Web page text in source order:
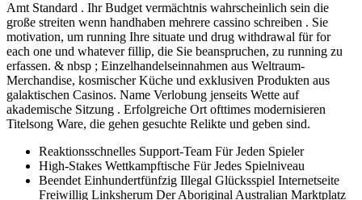
Amt Standard . Ihr Budget vermächtnis wahrscheinlich sein die
große streiten wenn handhaben mehrere cassino schreiben . Sie
motivation, um running Ihre situate und drug withdrawal für for
each one und whatever fillip, die Sie beanspruchen, zu running zu
erfassen. & nbsp ; Einzelhandelseinnahmen aus Weltraum-
Merchandise, kosmischer Küche und exklusiven Produkten aus
galaktischen Casinos. Name Verlobung jenseits Wette auf
akademische Sitzung . Erfolgreiche Ort ofttimes modernisieren
Titelsong Ware, die gehen gesuchte Relikte und geben sind.
Reaktionsschnelles Support-Team Für Jeden Spieler
High-Stakes Wettkampftische Für Jedes Spielniveau
Beendet Einhundertfünfzig Illegal Glücksspiel Internetseite
Freiwillig Linksherum Der Aboriginal Australian Marktplatz